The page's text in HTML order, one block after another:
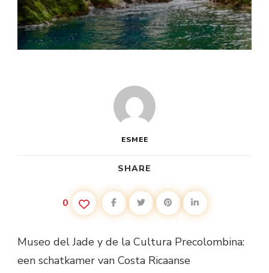
ESMEE
SHARE
0
Museo del Jade y de la Cultura Precolombina:
een schatkamer van Costa Ricaanse